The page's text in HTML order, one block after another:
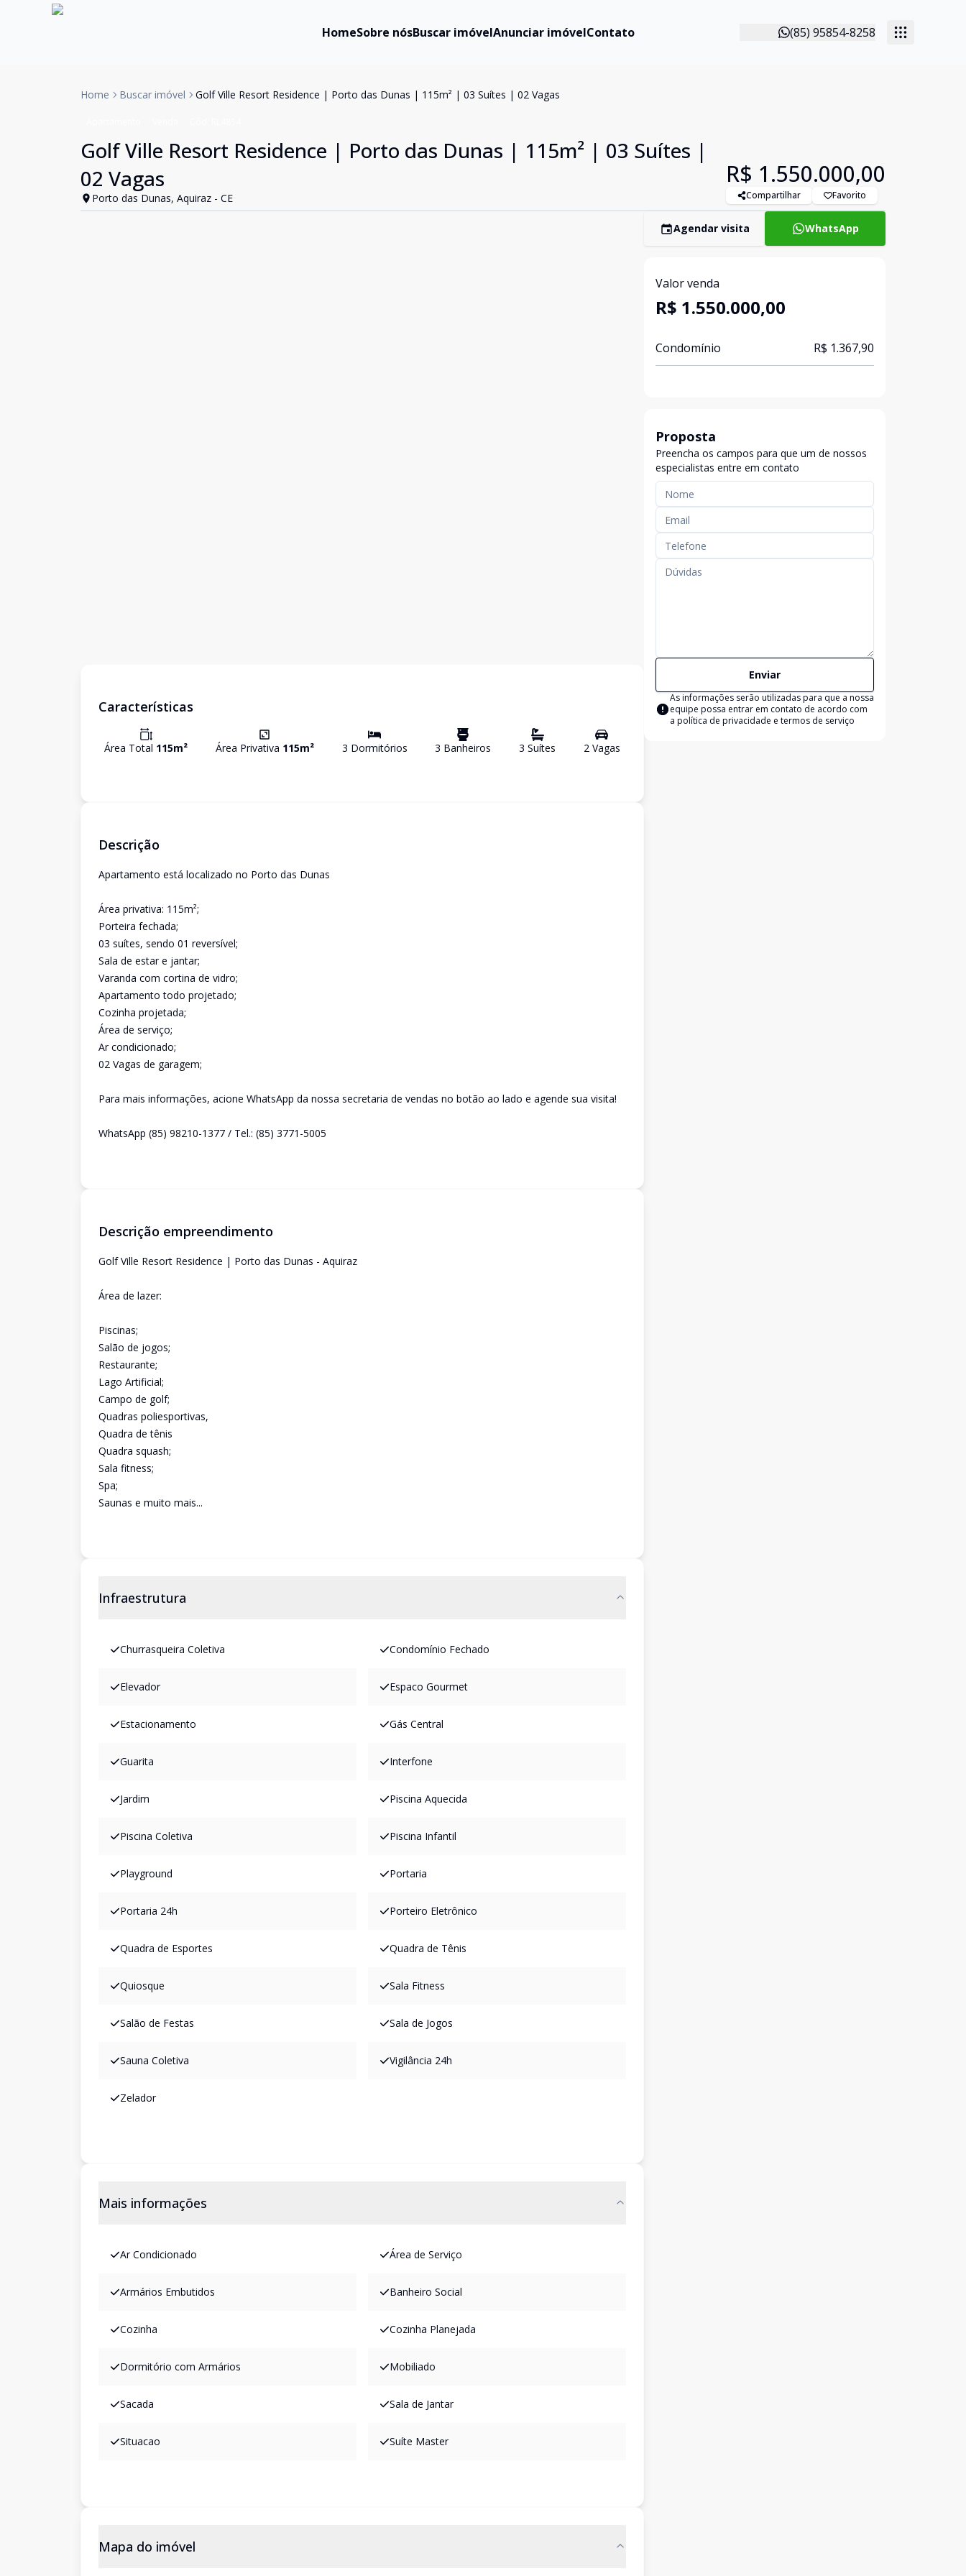
HomeSobre nósBuscar imóvelAnunciar imóvelContato (85) 95854-8258
Home Buscar imóvel Golf Ville Resort Residence | Porto das Dunas | 115m² | 03 Suítes | 02 Vagas
Golf Ville Resort Residence | Porto das Dunas | 115m² | 03 Suítes |
02 Vagas
Porto das Dunas, Aquiraz - CE
R$ 1.550.000,00
Compartilhar Favorito
Características
Área Total 115m² Área Privativa 115m² 3 Dormitórios 3 Banheiros 3 Suítes 2Vagas
Descrição
Apartamento está localizado no Porto das Dunas
Área privativa: 115m²;
Porteira fechada;
03 suítes, sendo 01 reversível;
Sala de estar e jantar;
Varanda com cortina de vidro;
Apartamento todo projetado;
Cozinha projetada;
Área de serviço;
Ar condicionado;
02 Vagas de garagem;
Para mais informações, acione WhatsApp da nossa secretaria de vendas no botão ao lado e agende sua visita!
WhatsApp (85) 98210-1377 / Tel.: (85) 3771-5005
Descrição empreendimento
Golf Ville Resort Residence | Porto das Dunas - Aquiraz
Área de lazer:
Piscinas;
Salão de jogos;
Restaurante;
Lago Artificial;
Campo de golf;
Quadras poliesportivas,
Quadra de tênis
Quadra squash;
Sala fitness;
Spa;
Saunas e muito mais...
Infraestrutura
Churrasqueira Coletiva Condomínio Fechado
Elevador Espaco Gourmet
Estacionamento Gás Central
Guarita Interfone
Jardim Piscina Aquecida
Piscina Coletiva Piscina Infantil
Playground Portaria
Portaria 24h Porteiro Eletrônico
Quadra de Esportes Quadra de Tênis
Quiosque Sala Fitness
Salão de Festas Sala de Jogos
Sauna Coletiva Vigilância 24h
Zelador
Mais informações
Ar Condicionado Área de Serviço
Armários Embutidos Banheiro Social
Cozinha Cozinha Planejada
Dormitório com Armários Mobiliado
Sacada Sala de Jantar
Situacao Suíte Master
Mapa do imóvel
Agendar visita WhatsApp
Valor venda
R$ 1.550.000,00
Condomínio R$ 1.367,90
Proposta
Preencha os campos para que um de nossos
especialistas entre em contato
Enviar
As informações serão utilizadas para que a nossa
equipe possa entrar em contato de acordo com
a política de privacidade e termos de serviço